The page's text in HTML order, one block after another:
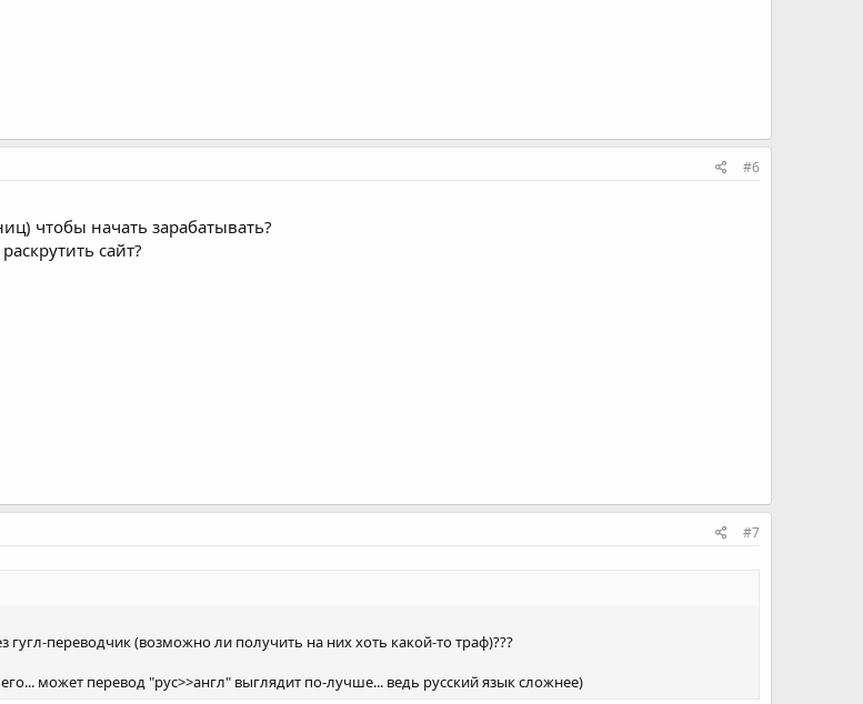
#6
чтобы начать зарабатывать?
сайт?
#7
гугл-переводчик (возможно ли получить на них хоть какой-то траф)???
может перевод "рус>>англ" выглядит по-лучше... ведь русский язык сложнее)